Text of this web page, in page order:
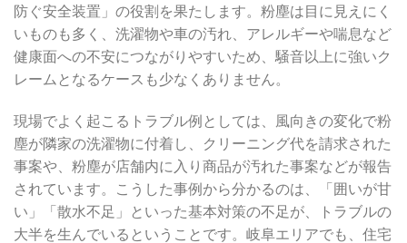
防ぐ安全装置」の役割を果たします。粉塵は目に見えにく
いものも多く、洗濯物や車の汚れ、アレルギーや喘息など
健康面への不安につながりやすいため、騒音以上に強いク
レームとなるケースも少なくありません。
現場でよく起こるトラブル例としては、風向きの変化で粉
塵が隣家の洗濯物に付着し、クリーニング代を請求された
事案や、粉塵が店舗内に入り商品が汚れた事案などが報告
されています。こうした事例から分かるのは、「囲いが甘
い」「散水不足」といった基本対策の不足が、トラブルの
大半を生んでいるということです。岐阜エリアでも、住宅